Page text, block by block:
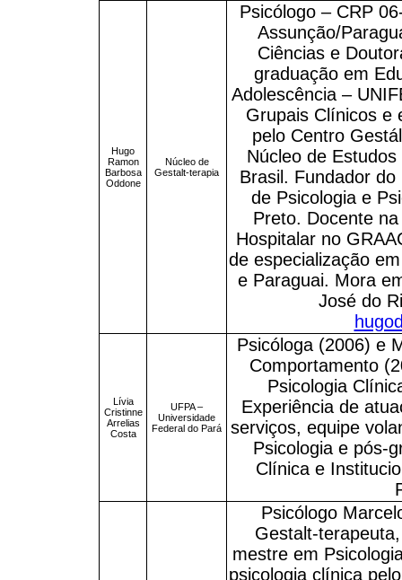
Hugo
Ramon
Barbosa
Oddone
Núcleo de
Gestalt-terapia
Psicólogo – CRP
Assunção/
Ciências e
graduação em
Adolescência –
Grupais Clínicos e
pelo Centro
Núcleo de
Brasil. Fundador do
de Psicologia e
Preto. Docente
Hospitalar no
de especialização
e Paraguai. Mora
José do
Lívia
Cristinne
Arrelias
Costa
UFPA –
Universidade
Federal do Pará
Psicóloga (2006) e
Comportamento
Psicologia
Experiência de
serviços, equipe
Psicologia e pós-
Clínica e
Psicólogo
Gestalt-
mestre em
psicologia clínica